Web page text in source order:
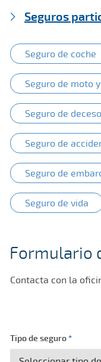
Seguros
Seguro de coche
Seguro de moto
Seguro de
Seguro de
Seguro de
Seguro de vida
Formulario
Contacta con la
Tipo de seguro*